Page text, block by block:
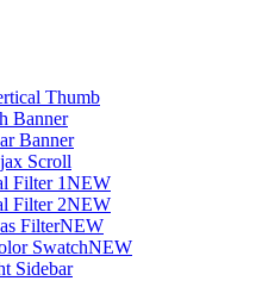
Thumb
Banner
Banner
Scroll
Filter 1NEW
Filter 2NEW
FilterNEW
SwatchNEW
Sidebar